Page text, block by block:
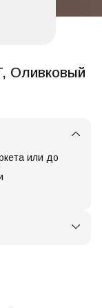
Оливковый
или до